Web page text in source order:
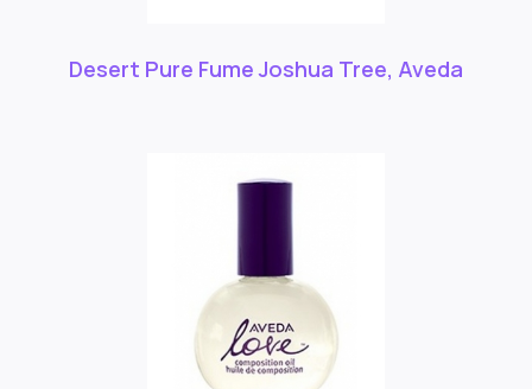
Desert Pure Fume Joshua Tree, Aveda